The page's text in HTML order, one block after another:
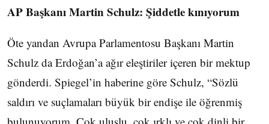
AP Başkanı Martin Schulz: Şiddetle kınıyorum
Öte yandan Avrupa Parlamentosu Başkanı Martin
Schulz da Erdoğan’a ağır eleştiriler içeren bir mektup
gönderdi. Spiegel’in haberine göre Schulz, “Sözlü
saldırı ve suçlamaları büyük bir endişe ile öğrenmiş